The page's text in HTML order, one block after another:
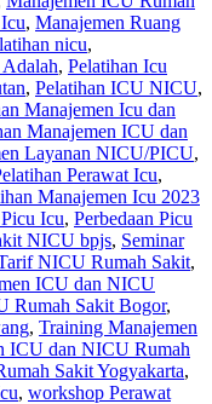
, Manajemen Ruang
nicu,
, Pelatihan Icu
, Pelatihan ICU NICU,
Manajemen Icu dan
Manajemen ICU dan
Layanan NICU/PICU,
Perawat Icu,
Manajemen Icu 2023
Icu, Perbedaan Picu
NICU bpjs, Seminar
NICU Rumah Sakit,
ICU dan NICU
Rumah Sakit Bogor,
, Training Manajemen
ICU dan NICU Rumah
Sakit Yogyakarta,
, workshop Perawat